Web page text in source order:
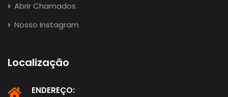
Abrir Chamados
Nosso Instagram
Localização
ENDEREÇO: